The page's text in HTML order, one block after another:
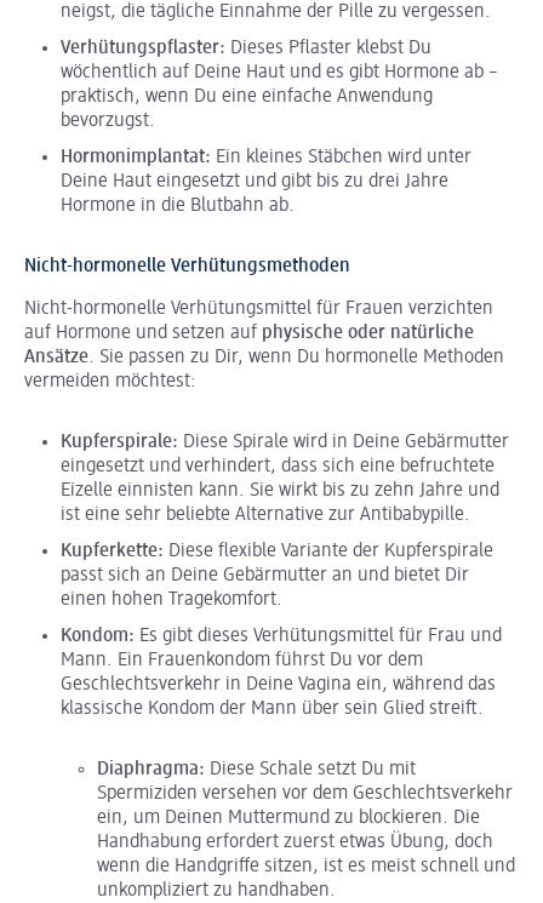
neigst, die tägliche Einnahme der Pille zu vergessen.
Verhütungspflaster: Dieses Pflaster klebst Du
wöchentlich auf Deine Haut und es gibt Hormone ab –
praktisch, wenn Du eine einfache Anwendung
bevorzugst.
Hormonimplantat: Ein kleines Stäbchen wird unter
Deine Haut eingesetzt und gibt bis zu drei Jahre
Hormone in die Blutbahn ab.
Nicht-hormonelle Verhütungsmethoden
Nicht-hormonelle Verhütungsmittel für Frauen verzichten
auf Hormone und setzen auf physische oder natürliche
Ansätze. Sie passen zu Dir, wenn Du hormonelle Methoden
vermeiden möchtest:
Kupferspirale: Diese Spirale wird in Deine Gebärmutter
eingesetzt und verhindert, dass sich eine befruchtete
Eizelle einnisten kann. Sie wirkt bis zu zehn Jahre und
ist eine sehr beliebte Alternative zur Antibabypille.
Kupferkette: Diese flexible Variante der Kupferspirale
passt sich an Deine Gebärmutter an und bietet Dir
einen hohen Tragekomfort.
Kondom: Es gibt dieses Verhütungsmittel für Frau und
Mann. Ein Frauenkondom führst Du vor dem
Geschlechtsverkehr in Deine Vagina ein, während das
klassische Kondom der Mann über sein Glied streift.
Diaphragma: Diese Schale setzt Du mit
Spermiziden versehen vor dem Geschlechtsverkehr
ein, um Deinen Muttermund zu blockieren. Die
Handhabung erfordert zuerst etwas Übung, doch
wenn die Handgriffe sitzen, ist es meist schnell und
unkompliziert zu handhaben.